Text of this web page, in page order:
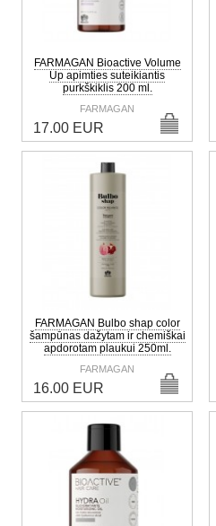
FARMAGAN Bioactive Volume
Up apimties suteikiantis
purkškiklis 200 ml.
FARMAGAN
17.00 EUR
FARMAGAN Bulbo shap color
šampūnas dažytam ir chemiškai
apdorotam plaukui 250ml.
FARMAGAN
16.00 EUR